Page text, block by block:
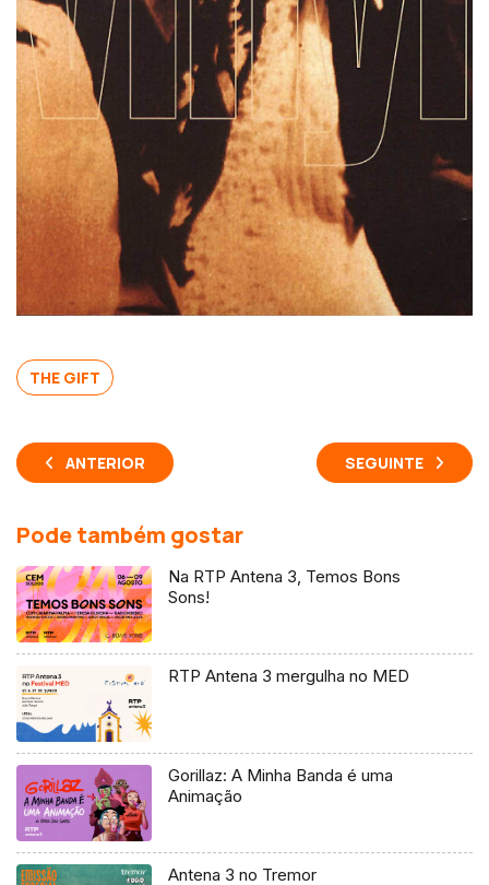
THE GIFT
ANTERIOR SEGUINTE
Pode também gostar
Na RTP Antena 3, Temos Bons
Sons!
RTP Antena 3 mergulha no MED
Gorillaz: A Minha Banda é uma
Animação
Antena 3 no Tremor